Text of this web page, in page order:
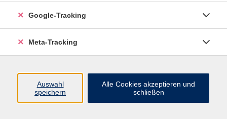
Über uns
Google-Tracking
Meta-Tracking
Auswahl
speichern
Alle Cookies akzeptieren und
schließen